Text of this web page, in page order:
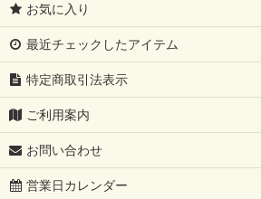
お気に入り
最近チェックしたアイテム
特定商取引法表示
ご利用案内
お問い合わせ
営業日カレンダー